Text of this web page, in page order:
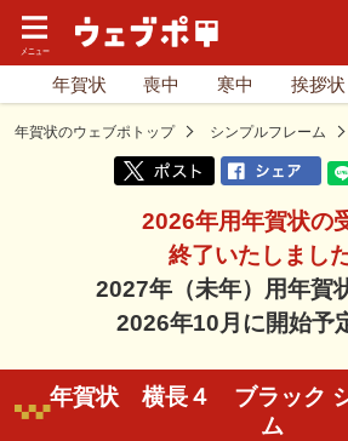
年賀状 喪中 寒中 挨拶状
年賀状のウェブポトップ シンプルフレーム
2026年用年賀状の
終了いたしました
2027年（未年）用年賀
2026年10月に開始予
年賀状 横長４ ブラック
ム